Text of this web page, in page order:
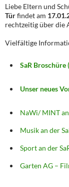
Liebe Eltern und
Türfindet am
rechtzeitig über die
Vielfältige
SaR Broschüre
Unser neues
NaWi/ MINT
Musik an der
Sport an der
Garten AG –